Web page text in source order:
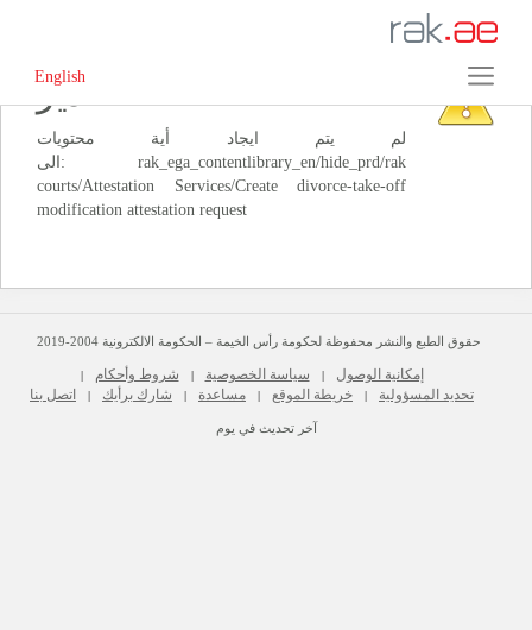
English
‏تحذير‏
لم يتم ايجاد أية محتويات
الى: ‭rak_ega_contentlibrary_en/hide_prd/rak
courts/Attestation Services/Create divorce-take-off
حقوق الطبع والنشر محفوظة لحكومة رأس الخيمة – الحكومة الالكترونية 2004-2019
إمكانية الوصول | سياسة الخصوصية | شروط وأحكام |
تحديد المسؤولية | خريطة الموقع | مساعدة | شارك برأيك | اتصل بنا
آخر تحديث في يوم